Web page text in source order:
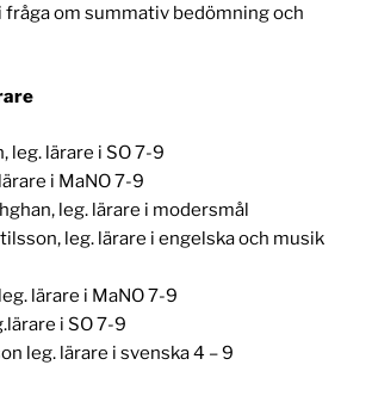
fråga om summativ bedömning och
leg. lärare i SO 7-9
i MaNO 7-9
leg. lärare i modersmål
leg. lärare i engelska och musik
lärare i MaNO 7-9
i SO 7-9
leg. lärare i svenska 4 – 9